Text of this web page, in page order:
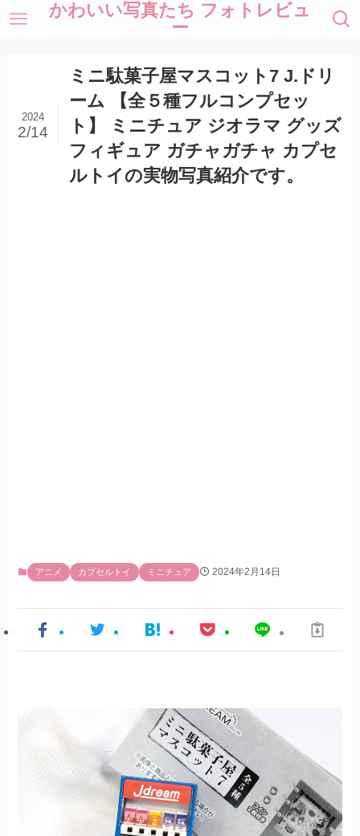
かわいい写真たち フォトレビュ
ー
ミニ駄菓子屋マスコット7 J.ドリ
ーム 【全５種フルコンプセッ
ト】 ミニチュア ジオラマ グッズ
フィギュア ガチャガチャ カプセ
ルトイの実物写真紹介です。
2024
2/14
アニメ カプセルトイ ミニチュア 2024年2月14日